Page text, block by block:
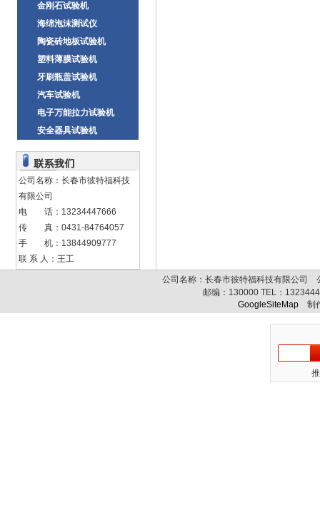
金刚石试验机
海绵泡沫测试仪
陶瓷砖地板试验机
塑料薄膜试验机
牙刷瓶盖试验机
汽车试验机
电子万能拉力试验机
安全器具试验机
公司名称：长春市彼特福科技
有限公司
电 话：13234447666
传 真：0431-84764057
手 机：13844909777
联 系 人：王工
公司名称：长春市彼特福科技有限公司
邮编： 130000TEL：
GoogleSiteMap 制